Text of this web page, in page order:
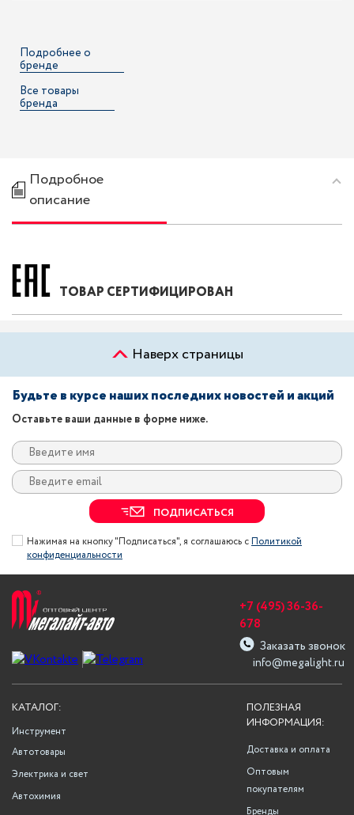
Подробнее о
бренде
Все товары
бренда
Подробное
описание
ТОВАР СЕРТИФИЦИРОВАН
Наверх страницы
Будьте в курсе наших последних новостей и акций
Оставьте ваши данные в форме ниже.
ПОДПИСАТЬСЯ
Нажимая на кнопку "Подписаться", я соглашаюсь сПолитикой
конфиденциальности
info@megalight.ru
+7 (495) 36-36-
678
Заказать звонок
ПОЛЕЗНАЯ
ИНФОРМАЦИЯ:
Доставка и оплата
Оптовым
покупателям
Бренды
КАТАЛОГ:
Инструмент
Автотовары
Электрика и свет
Автохимия